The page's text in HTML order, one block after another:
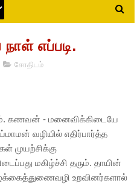
எப்படி.
சோதிடம்
கணவன் - மனைவிக்கிடையே
வழியில் எதிர்பார்த்த
முயற்சிக்கு
மகிழ்ச்சி தரும். தாயின்
உறவினர்களால்